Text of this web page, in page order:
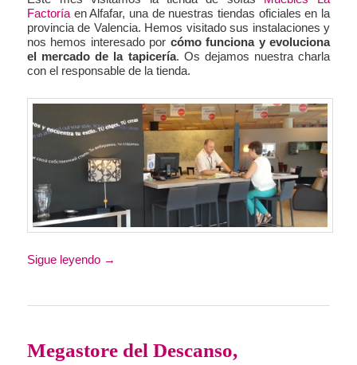
Factoría en Alfafar, una de nuestras tiendas oficiales en la
provincia de Valencia. Hemos visitado sus instalaciones y
nos hemos interesado por cómo funciona y evoluciona
el mercado de la tapicería. Os dejamos nuestra charla
con el responsable de la tienda.
Sigue leyendo →
Megastore del Descanso,